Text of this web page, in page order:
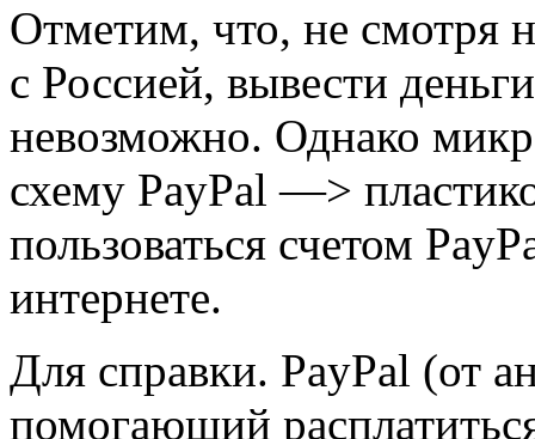
Отметим, что, не смотря
с Россией, вывести
невозможно. Однако
схему PayPal —>
пользоваться счетом
интернете.
Для справки. PayPal (от
помогающий